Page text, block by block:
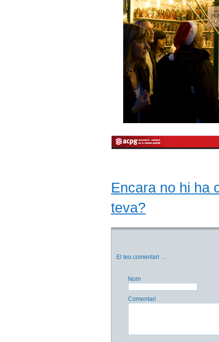
Encara no hi ha
teva?
El teu comentari ...
Nom
Comentari